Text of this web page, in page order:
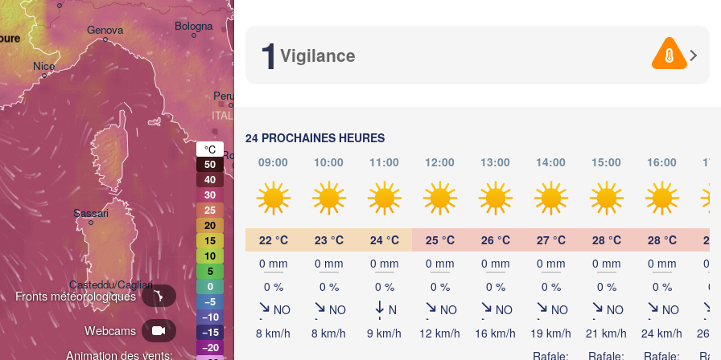
1 Vigilance
24 PROCHAINES HEURES
09:00
10:00 11:00 12:00 13:00 14:00 15:00 16:00
22 °C
0 mm
0 %
NO
8 km/h
23 °C
0 mm
0 %
NO
8 km/h
24 °C
0 mm
0 %
N
9 km/h
25 °C
0 mm
0 %
NO
12 km/h
26 °C
0 mm
0 %
NO
16 km/h
27 °C
0 mm
0 %
NO
19 km/h
Rafale:
28 °C
0 mm
0 %
NO
21 km/h
Rafale:
28 °C
0 mm
0 %
NO
24 km/h
Rafale:
28
0
0
26
Animation des vents:
Webcams
Fronts météorologiques
Genova
Nice
Sassari
Casteddu/Cagliari
Roma
Tiranë
Perugia
Bologna
ITALIE
ALBANIE
MACÉDOINE
Palermo
Napoli
Πάτρα
(Patras)
Λάρισα
(Larissa)
GRÈCE
Craiova
Плевен
Αθήνα
(Athens)
Θεσσαλονίκη
(Thessaloniki)
°C
50
40
30
25
20
15
10
5
0
−5
−10
−15
−20